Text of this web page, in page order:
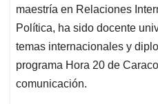
maestría en Relaciones
Política, ha sido docente
temas internacionales y
programa Hora 20 de
comunicación.